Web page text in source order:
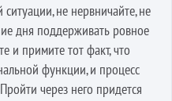
не нервничайте, не
дня поддерживать ровное
и примите тот факт, что
функции, и процесс
через него придется